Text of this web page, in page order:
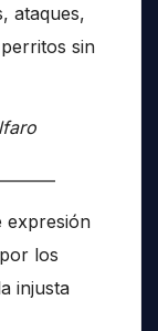
ataques,
sin
expresión
los
injusta